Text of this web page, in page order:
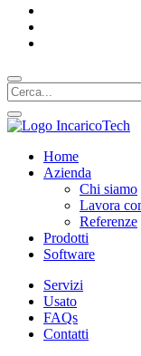
Home
Azienda
Chi siamo
Lavora
Referenze
Prodotti
Software
Servizi
Usato
FAQs
Contatti